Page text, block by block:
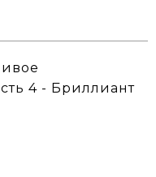
4 - Бриллиант